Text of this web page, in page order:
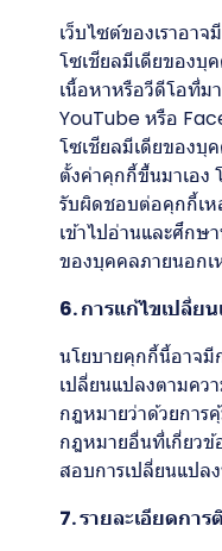
เว็บไซต์ของเราอาจ
โซเชียลมีเดียของบุ
เนื้อหาหรือวีดีโอที่ม
YouTube หรือ
โซเชียลมีเดียของบุ
ตั้งค่าคุกกี้ขึ้นมาเอง
รับผิดชอบต่อคุกกี้เห
เข้าไปอ่านและศึกษ
ของบุคคลภายนอกเ
6. การแก้ไขเปลี่ย
นโยบายคุกกี้นี้อาจมี
เปลี่ยนแปลงตามคว
กฎหมายว่าด้วยกา
กฎหมายอื่นที่เกี่ยวข้
สอบการเปลี่ยนแปล
7. รายละเอียดการ